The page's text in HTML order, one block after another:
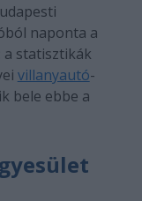
naponta a
statisztikák
villanyautó-
bele ebbe a